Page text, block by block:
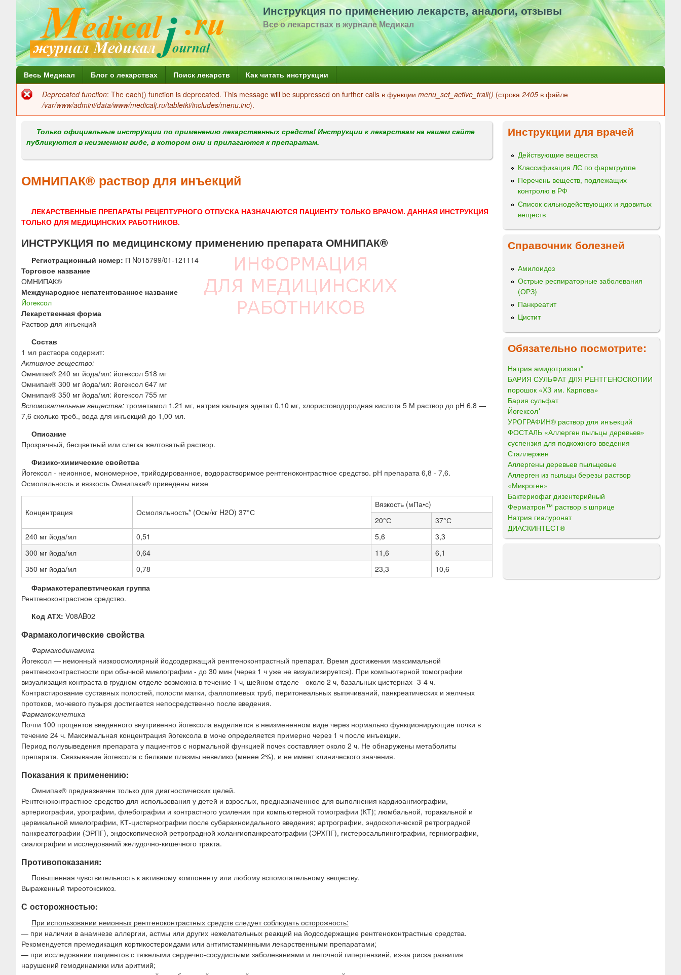
Перейти
к
содержанию
Инструкция по применению лекарств, аналоги, отзывы
Все о лекарствах в журнале Медикал
Г
л
н
м
н
Весь Медикал Блог о лекарствах Поиск лекарств Как читать инструкции
Сообщение
об
ошибке
Deprecated function: The each() function is deprecated. This message will be suppressed on further calls в функции menu_set_active_trail() (строка 2405 в файле
/var/www/admini/data/www/medicalj.ru/tabletki/includes/menu.inc).
Только официальные инструкции по применению лекарственных средств! Инструкции к лекарствам на нашем сайте
публикуются в неизменном виде, в котором они и прилагаются к препаратам.
ОМНИПАК® раствор для инъекций
ЛЕКАРСТВЕННЫЕ ПРЕПАРАТЫ РЕЦЕПТУРНОГО ОТПУСКА НАЗНАЧАЮТСЯ ПАЦИЕНТУ ТОЛЬКО ВРАЧОМ. ДАННАЯ ИНСТРУКЦИЯ
ТОЛЬКО ДЛЯ МЕДИЦИНСКИХ РАБОТНИКОВ.
ИНСТРУКЦИЯ по медицинскому применению препарата ОМНИПАК®
Регистрационный номер: П N015799/01-121114
Торговое название
ОМНИПАК®
Международное непатентованное название
Йогексол
Лекарственная форма
Раствор для инъекций
Состав
1 мл раствора содержит:
Активное вещество:
Омнипак® 240 мг йода/мл: йогексол 518 мг
Омнипак® 300 мг йода/мл: йогексол 647 мг
Омнипак® 350 мг йода/мл: йогексол 755 мг
Вспомогательные вещества: трометамол 1,21 мг, натрия кальция эдетат 0,10 мг, хлористоводородная кислота 5 М раствор до рН 6,8 —
7,6 сколько треб., вода для инъекций до 1,00 мл.
Описание
Прозрачный, бесцветный или слегка желтоватый раствор.
Физико-химические свойства
Йогексол - неионное, мономерное, трийодированное, водорастворимое рентгеноконтрастное средство. рН препарата 6,8 - 7,6.
Осмоляльность и вязкость Омнипака® приведены ниже
Концентрация Осмоляльность* (Осм/кг H2O) 37°С
Вязкость (мПа•с)
20°С
37°С
240 мг йода/мл
0,51 5,6
3,3
300 мг йода/мл
0,64 11,6
6,1
350 мг йода/мл
0,78 23,3
10,6
Фармакотерапевтическая группа
Рентгеноконтрастное средство.
Код АТХ: V08AB02
Фармакологические свойства
Фармакодинамика
Йогексол — неионный низкоосмолярный йодсодержащий рентгеноконтрастный препарат. Время достижения максимальной
рентгеноконтрастности при обычной миелографии - до 30 мин (через 1 ч уже не визуализируется). При компьютерной томографии
визуализация контраста в грудном отделе возможна в течение 1 ч, шейном отделе - около 2 ч, базальных цистернах- 3-4 ч.
Контрастирование суставных полостей, полости матки, фаллопиевых труб, перитонеальных выпячиваний, панкреатических и желчных
протоков, мочевого пузыря достигается непосредственно после введения.
Фармакокинетика
Почти 100 процентов введенного внутривенно йогексола выделяется в неизмененном виде через нормально функционирующие почки в
течение 24 ч. Максимальная концентрация йогексола в моче определяется примерно через 1 ч после инъекции.
Период полувыведения препарата у пациентов с нормальной функцией почек составляет около 2 ч. Не обнаружены метаболиты
препарата. Связывание йогексола с белками плазмы невелико (менее 2%), и не имеет клинического значения.
Показания к применению:
Омнипак® предназначен только для диагностических целей.
Рентгеноконтрастное средство для использования у детей и взрослых, предназначенное для выполнения кардиоангиографии,
артериографии, урографии, флебографии и контрастного усиления при компьютерной томографии (КТ); люмбальной, торакальной и
цервикальной миелографии, КТ-цистернографии после субарахноидального введения; артрографии, эндоскопической ретроградной
панкреатографии (ЭРПГ), эндоскопической ретроградной холангиопанкреатографии (ЭРХПГ), гистеросальпингографии, герниографии,
сиалографии и исследований желудочно-кишечного тракта.
Противопоказания:
Повышенная чувствительность к активному компоненту или любому вспомогательному веществу.
Выраженный тиреотоксикоз.
С осторожностью:
При использовании неионных рентгеноконтрастных средств следует соблюдать осторожность:
— при наличии в анамнезе аллергии, астмы или других нежелательных реакций на йодсодержащие рентгеноконтрастные средства.
Рекомендуется премедикация кортикостероидами или антигистаминными лекарственными препаратами;
— при исследовании пациентов с тяжелыми сердечно-сосудистыми заболеваниями и легочной гипертензией, из-за риска развития
нарушений гемодинамики или аритмий;
Инструкции для врачей
Действующие вещества
Классификация ЛС по фармгруппе
Перечень веществ, подлежащих
контролю в РФ
Список сильнодействующих и ядовитых
веществ
Справочник болезней
Амилоидоз
Острые респираторные заболевания
(ОРЗ)
Панкреатит
Цистит
Обязательно посмотрите:
Натрия амидотризоат*
БАРИЯ СУЛЬФАТ ДЛЯ РЕНТГЕНОСКОПИИ
порошок «ХЗ им. Карпова»
Бария сульфат
Йогексол*
УРОГРАФИН® раствор для инъекций
ФОСТАЛЬ «Аллерген пыльцы деревьев»
суспензия для подкожного введения
Сталлержен
Аллергены деревьев пыльцевые
Аллерген из пыльцы березы раствор
«Микроген»
Бактериофаг дизентерийный
Ферматрон™ раствор в шприце
Натрия гиалуронат
ДИАСКИНТЕСТ®